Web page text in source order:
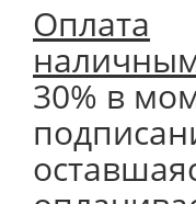
Оплата
30% в